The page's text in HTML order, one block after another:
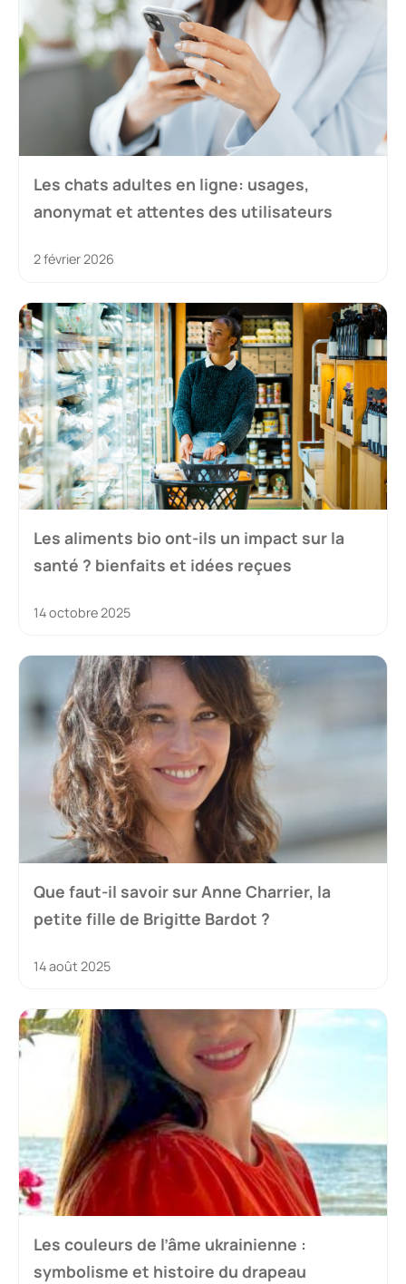
Les chats adultes en ligne: usages,
anonymat et attentes des utilisateurs
2 février 2026
Les aliments bio ont-ils un impact sur la
santé ? bienfaits et idées reçues
14 octobre 2025
Que faut-il savoir sur Anne Charrier, la
petite fille de Brigitte Bardot ?
14 août 2025
Les couleurs de l’âme ukrainienne :
symbolisme et histoire du drapeau